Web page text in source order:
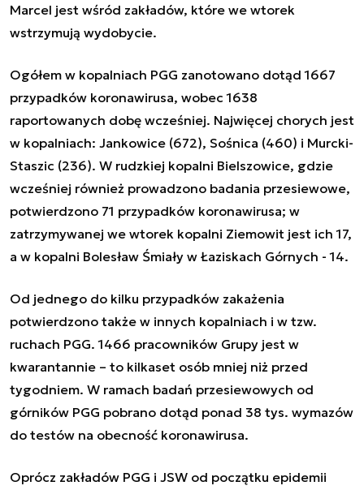
Marcel jest wśród zakładów, które we wtorek
wstrzymują wydobycie.
Ogółem w kopalniach PGG zanotowano dotąd 1667
przypadków koronawirusa, wobec 1638
raportowanych dobę wcześniej. Najwięcej chorych jest
w kopalniach: Jankowice (672), Sośnica (460) i Murcki-
Staszic (236). W rudzkiej kopalni Bielszowice, gdzie
wcześniej również prowadzono badania przesiewowe,
potwierdzono 71 przypadków koronawirusa; w
zatrzymywanej we wtorek kopalni Ziemowit jest ich 17,
a w kopalni Bolesław Śmiały w Łaziskach Górnych - 14.
Od jednego do kilku przypadków zakażenia
potwierdzono także w innych kopalniach i w tzw.
ruchach PGG. 1466 pracowników Grupy jest w
kwarantannie – to kilkaset osób mniej niż przed
tygodniem. W ramach badań przesiewowych od
górników PGG pobrano dotąd ponad 38 tys. wymazów
do testów na obecność koronawirusa.
Oprócz zakładów PGG i JSW od początku epidemii